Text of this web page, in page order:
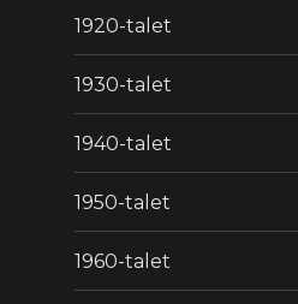
1920-talet
1930-talet
1940-talet
1950-talet
1960-talet